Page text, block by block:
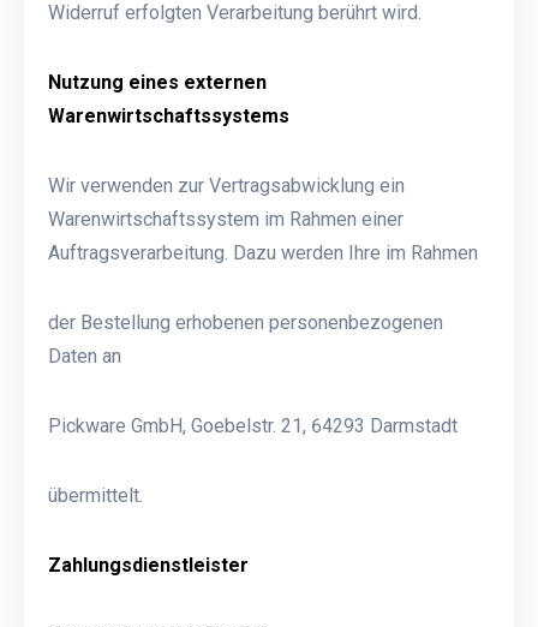
Widerruf erfolgten Verarbeitung berührt wird.
Nutzung eines externen
Warenwirtschaftssystems
Wir verwenden zur Vertragsabwicklung ein
Warenwirtschaftssystem im Rahmen einer
Auftragsverarbeitung. Dazu werden Ihre im Rahmen
der Bestellung erhobenen personenbezogenen
Daten an
Pickware GmbH, Goebelstr. 21, 64293 Darmstadt
übermittelt.
Zahlungsdienstleister